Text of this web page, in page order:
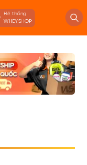
Hệ thống
WHEYSHOP